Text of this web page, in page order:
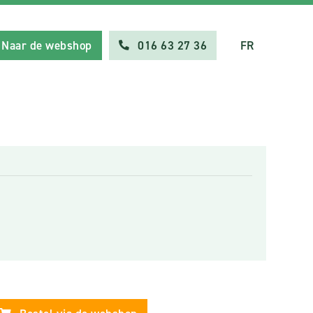
Naar de webshop 016 63 27 36 FR